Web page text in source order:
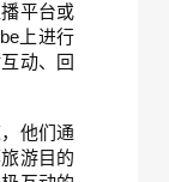
平台或
上进行
动、回
他们通
游目的